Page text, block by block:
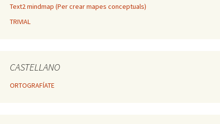
Text2 mindmap (Per crear mapes conceptuals)
TRIVIAL
CASTELLANO
ORTOGRAFÍATE